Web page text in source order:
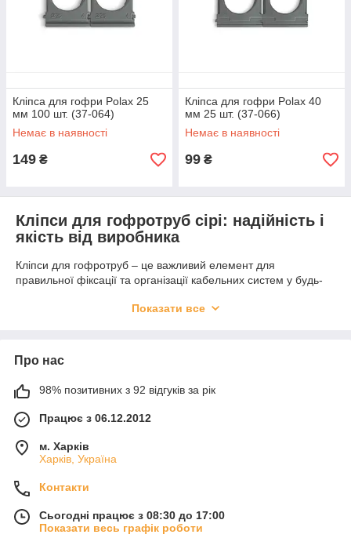
Кліпса для гофри Polax 25
мм 100 шт. (37-064)
Немає в наявності
149 ₴
Кліпса для гофри Polax 40
мм 25 шт. (37-066)
Немає в наявності
99 ₴
Кліпси для гофротруб сірі: надійність і
якість від виробника
Кліпси для гофротруб – це важливий елемент для
правильної фіксації та організації кабельних систем у будь-
надійне з'єднання та захист ваших проводів, забезпечуючи
сучасним стандартам якості, ідеально підходять для
використання в різних сферах, від побутового ремонту до
професійних інсталяцій.
рішення для будь-яких потреб
У нашому асортименті ви знайдете кліпси для гофротруб, які
задовольнять всі ваші вимоги. Ми пропонуємо продукцію
високої якості за доступними цінами. Наші кліпси легко
монтуються і забезпечують надійну фіксацію, що робить їх
ідеальним вибором для будь-яких робіт.
Гарантія якості та вигідні умови покупки
Показати все
Про нас
98% позитивних з 92 відгуків за рік
Працює з 06.12.2012
м. Харків
Харків, Україна
Контакти
Сьогодні працює з 08:30 до 17:00
Показати весь графік роботи